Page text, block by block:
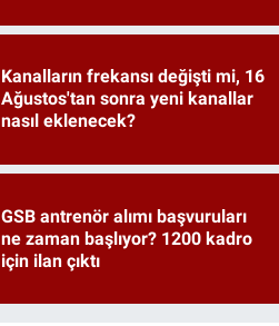
Kanalların frekansı değişti mi, 16
Ağustos'tan sonra yeni kanallar
nasıl eklenecek?
GSB antrenör alımı başvuruları
ne zaman başlıyor? 1200 kadro
için ilan çıktı